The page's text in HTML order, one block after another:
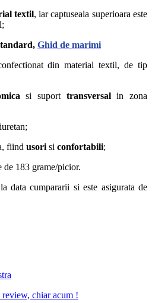
textil, iar captuseala superioara este
Ghid de marimi
din material textil, de tip
si suport transversalin zona
fiind usorisi confortabili;
de 183 grame/picior.
data cumpararii si este asigurata de
chiar acum !